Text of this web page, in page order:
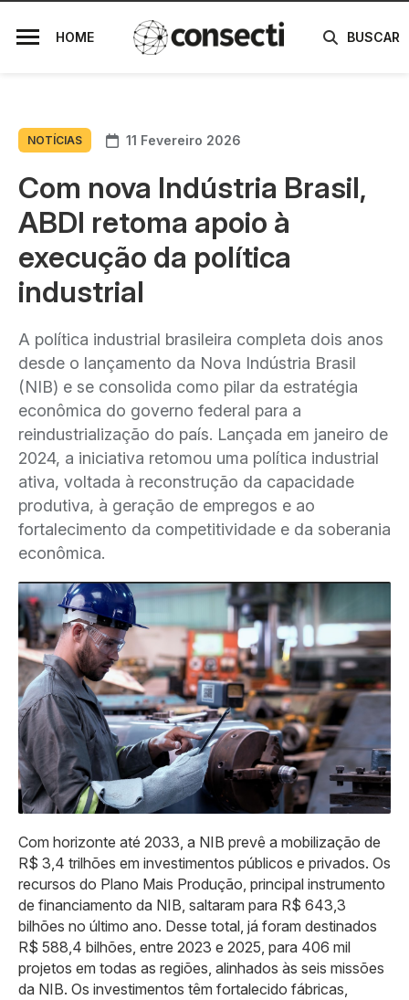
HOME BUSCAR
NOTÍCIAS 11 Fevereiro 2026
Com nova Indústria Brasil,
ABDI retoma apoio à
execução da política
industrial
A política industrial brasileira completa dois anos
desde o lançamento da Nova Indústria Brasil
(NIB) e se consolida como pilar da estratégia
econômica do governo federal para a
reindustrialização do país. Lançada em janeiro de
2024, a iniciativa retomou uma política industrial
ativa, voltada à reconstrução da capacidade
produtiva, à geração de empregos e ao
fortalecimento da competitividade e da soberania
econômica.
Com horizonte até 2033, a NIB prevê a mobilização de
R$ 3,4 trilhões em investimentos públicos e privados. Os
recursos do Plano Mais Produção, principal instrumento
de financiamento da NIB, saltaram para R$ 643,3
bilhões no último ano. Desse total, já foram destinados
R$ 588,4 bilhões, entre 2023 e 2025, para 406 mil
projetos em todas as regiões, alinhados às seis missões
da NIB. Os investimentos têm fortalecido fábricas,